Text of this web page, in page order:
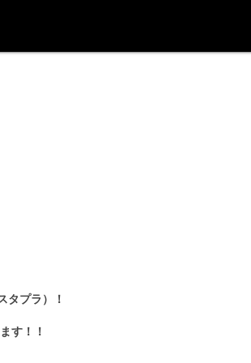
タプラ）！
す！！